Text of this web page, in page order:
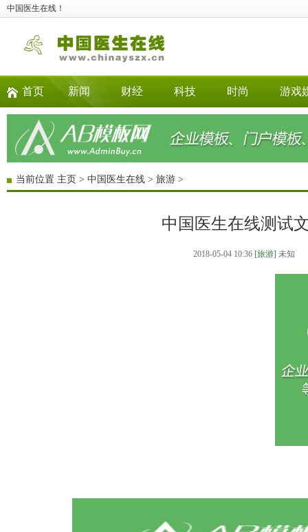
中国医生在线！
首页 新闻 财经 科技 时尚 游戏
当前位置 主页 > 中国医生在线 > 旅游 >
中国医生在线测试
2018-05-04 10:36 [旅游] 未知